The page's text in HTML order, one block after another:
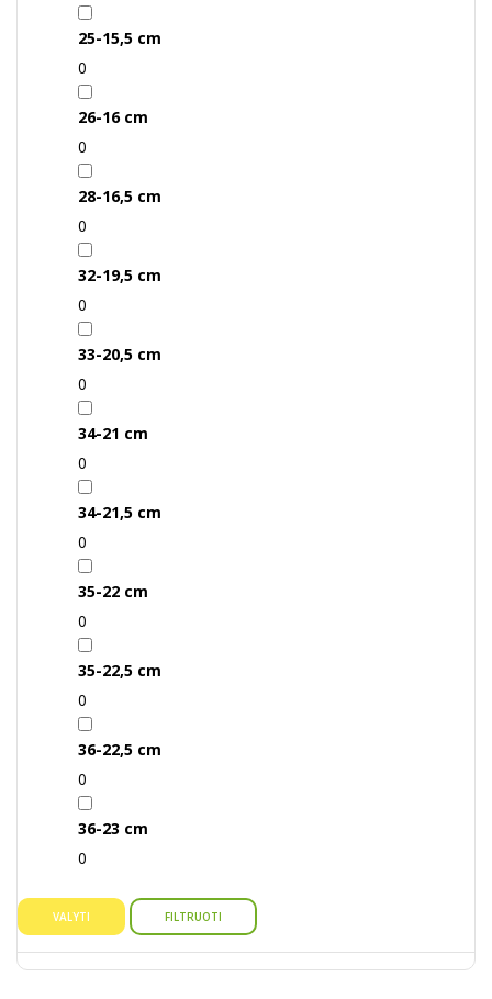
25-15,5 cm
0
26-16 cm
0
28-16,5 cm
0
32-19,5 cm
0
33-20,5 cm
0
34-21 cm
0
34-21,5 cm
0
35-22 cm
0
35-22,5 cm
0
36-22,5 cm
0
36-23 cm
0
VALYTI FILTRUOTI